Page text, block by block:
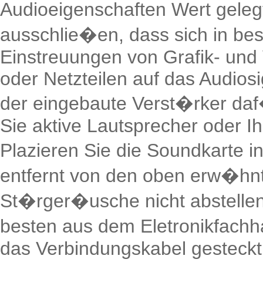
Audioeigenschaften Wert
ausschlie�en, dass sich in
Einstreuungen von Grafik-
oder Netzteilen auf das
der eingebaute Verst�rker
Sie aktive Lautsprecher oder
Plazieren Sie die Soundkarte
entfernt von den oben
St�rger�usche nicht
besten aus dem
das Verbindungskabel